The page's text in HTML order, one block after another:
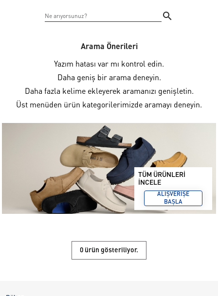
Arama Önerileri
Yazım hatası var mı kontrol edin.
Daha geniş bir arama deneyin.
Daha fazla kelime ekleyerek aramanızı genişletin.
Üst menüden ürün kategorilerimizde aramayı deneyin.
TÜM ÜRÜNLERİ
İNCELE
ALIŞVERİŞE
BAŞLA
0 ürün gösteriliyor.